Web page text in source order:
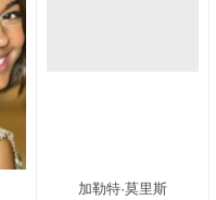
加勒特·莫里斯